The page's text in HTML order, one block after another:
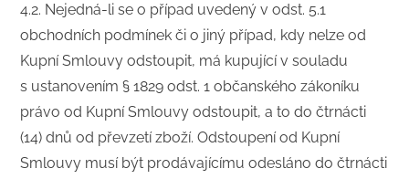
4.2. Nejedná-li se o případ uvedený v odst. 5.1
obchodních podmínek či o jiný případ, kdy nelze od
Kupní Smlouvy odstoupit, má kupující v souladu
s ustanovením § 1829 odst. 1 občanského zákoníku
právo od Kupní Smlouvy odstoupit, a to do čtrnácti
(14) dnů od převzetí zboží. Odstoupení od Kupní
Smlouvy musí být prodávajícímu odesláno do čtrnácti